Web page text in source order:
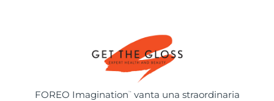
FOREO Imagination ™
vanta una straordinaria